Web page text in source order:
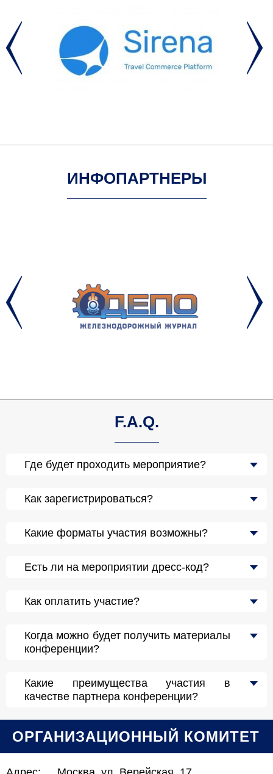
ИНФОПАРТНЕРЫ
F.A.Q.
Где будет проходить мероприятие?
Как зарегистрироваться?
Какие форматы участия возможны?
Есть ли на мероприятии дресс-код?
Как оплатить участие?
Когда можно будет получить материалы
конференции?
Какие преимущества участия в
качестве партнера конференции?
ОРГАНИЗАЦИОННЫЙ КОМИТЕТ